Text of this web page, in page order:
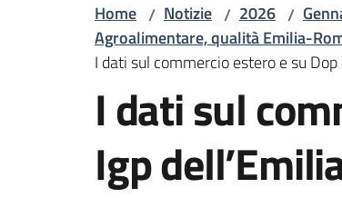
Home / Notizie / 2026 /
Agroalimentare, qualità Emilia-
I dati sul commercio estero e su
I dati sul
Igp